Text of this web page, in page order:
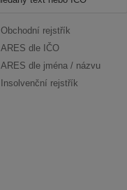
Obchodní rejstřík
ARES dle IČO
ARES dle jména / názvu
Insolvenční rejstřík